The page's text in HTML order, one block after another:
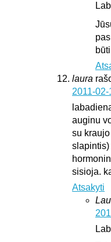
laura
2011-
auginu
su
sisioja.
Atsakyti